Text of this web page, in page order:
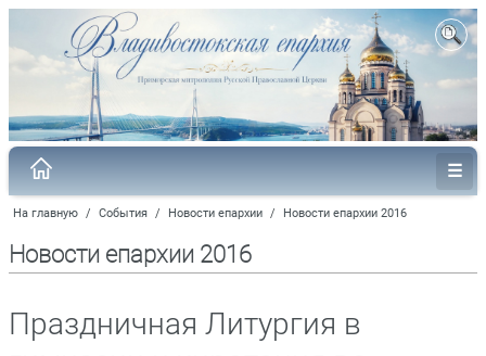
На главную / События / Новости епархии / Новости епархии 2016
Новости епархии 2016
Праздничная Литургия в